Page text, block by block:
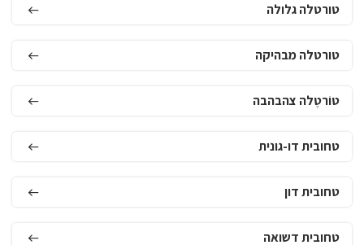
טורטלה גלולה
טורטלה מבהיקה
טוֹרטֶלה צהבהבה
טחובית דו-גונית
טחובית דון
טחובית דשואה